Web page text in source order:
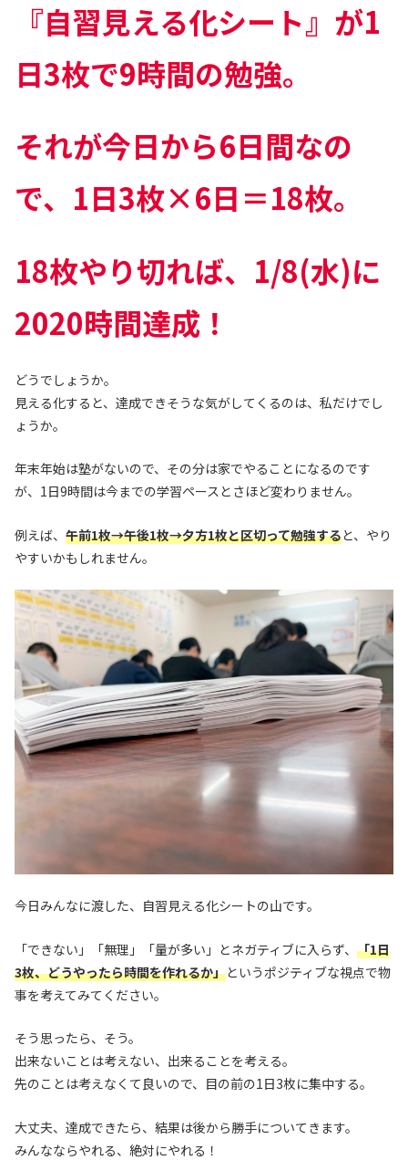
『自習見える化シート』が1
日3枚で9時間の勉強。
それが今日から6日間なの
で、1日3枚×6日＝18枚。
18枚やり切れば、1/8(水)に
2020時間達成！
どうでしょうか。
見える化すると、達成できそうな気がしてくるのは、私だけでし
ょうか。
年末年始は塾がないので、その分は家でやることになるのです
が、1日9時間は今までの学習ペースとさほど変わりません。
例えば、 午前1枚→午後1枚→夕方1枚と区切って勉強すると、やり
やすいかもしれません。
今日みんなに渡した、自習見える化シートの山です。
「できない」「無理」「量が多い」とネガティブに入らず、 「1日
3枚、どうやったら時間を作れるか」というポジティブな視点で物
事を考えてみてください。
そう思ったら、そう。
出来ないことは考えない、出来ることを考える。
先のことは考えなくて良いので、目の前の1日3枚に集中する。
大丈夫、達成できたら、結果は後から勝手についてきます。
みんなならやれる、絶対にやれる！